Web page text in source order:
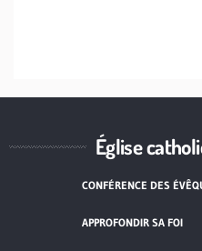
Église
CONFÉRENCE DES
APPROFONDIR SA FOI